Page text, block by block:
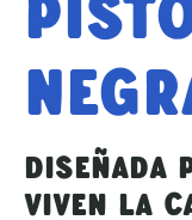
Diseñada
viven la